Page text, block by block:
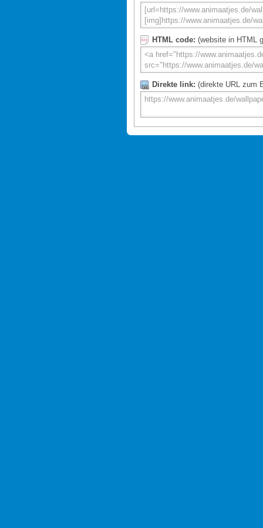
HTML code: (website in HTML
Direkte link: (direkte URL zum